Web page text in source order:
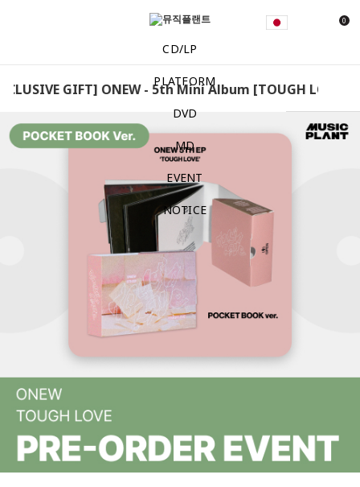
0
CD/LP
PLATFORM
DVD
MD
EVENT
NOTICE
GIFT] ONEW - 5th Mini Album [TOUGH LOVE]